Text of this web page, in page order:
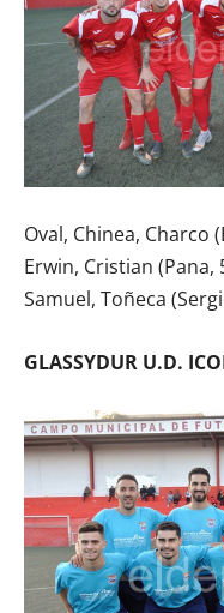
Oval, Chinea, Charco
Erwin, Cristian (Pana,
Samuel, Toñeca
GLASSYDUR U.D.